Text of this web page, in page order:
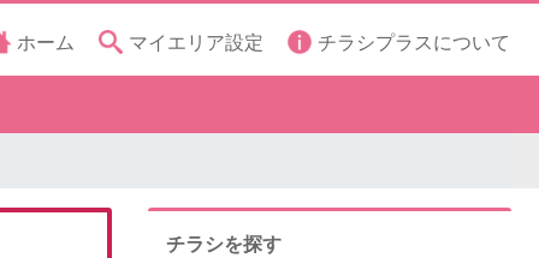
ホーム マイエリア設定 チラシプラスについて
チラシを探す